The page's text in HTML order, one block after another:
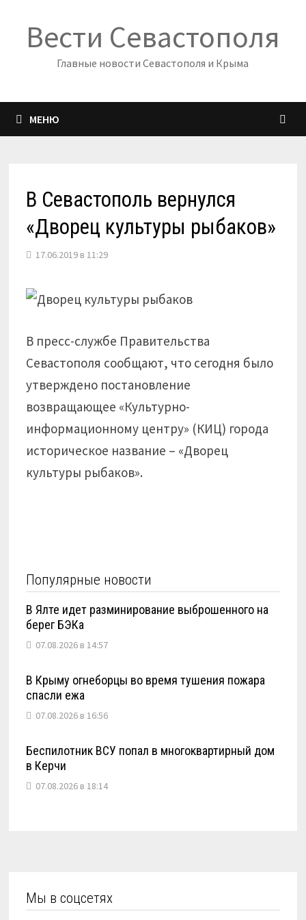
содержимому
Вести Севастополя
Главные новости Севастополя и Крыма
МЕНЮ
В Севастополь вернулся
«Дворец культуры рыбаков»
17.06.2019 в 11:29
В пресс-службе Правительства
Севастополя сообщают, что сегодня было
утверждено постановление
возвращающее «Культурно-
информационному центру» (КИЦ) города
историческое название – «Дворец
культуры рыбаков».
Популярные новости
В Ялте идет разминирование выброшенного на
берег БЭКа
07.08.2026 в 14:57
В Крыму огнеборцы во время тушения пожара
спасли ежа
07.08.2026 в 16:56
Беспилотник ВСУ попал в многоквартирный дом
в Керчи
07.08.2026 в 18:14
Мы в соцсетях